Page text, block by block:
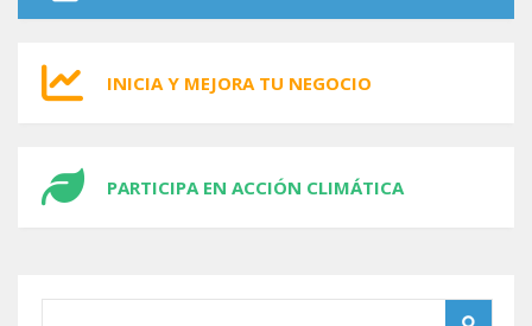
INICIA Y MEJORA TU NEGOCIO
PARTICIPA EN ACCIÓN CLIMÁTICA